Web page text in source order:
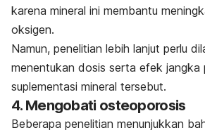
karena mineral ini membantu
oksigen.
Namun, penelitian lebih lanjut perlu
menentukan dosis serta efek jangka
suplementasi mineral tersebut.
4. Mengobati osteoporosis
Beberapa penelitian menunjukkan